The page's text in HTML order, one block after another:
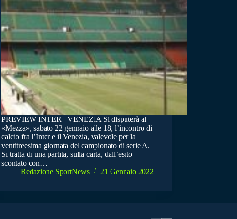
PREVIEW INTER –VENEZIA Si disputerà al
«Mezza», sabato 22 gennaio alle 18, l’incontro di
calcio fra l’Inter e il Venezia, valevole per la
ventitreesima giornata del campionato di serie A.
Si tratta di una partita, sulla carta, dall’esito
scontato con…
Redazione SportNews
21 Gennaio 2022